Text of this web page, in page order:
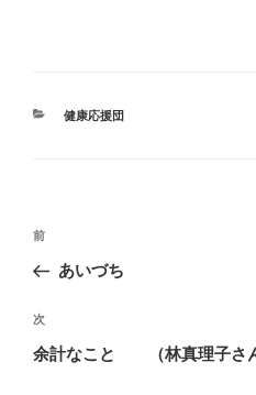
カ
健康応援団
投
ナ
ビ
ゲ
前
の
稿
前
あいづち
次
の
次
余計なこと （林真理子さん